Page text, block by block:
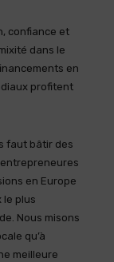
confiance et
dans le
en
profitent
faut bâtir des
en Europe
le plus
Nous misons
qu’à
meilleure